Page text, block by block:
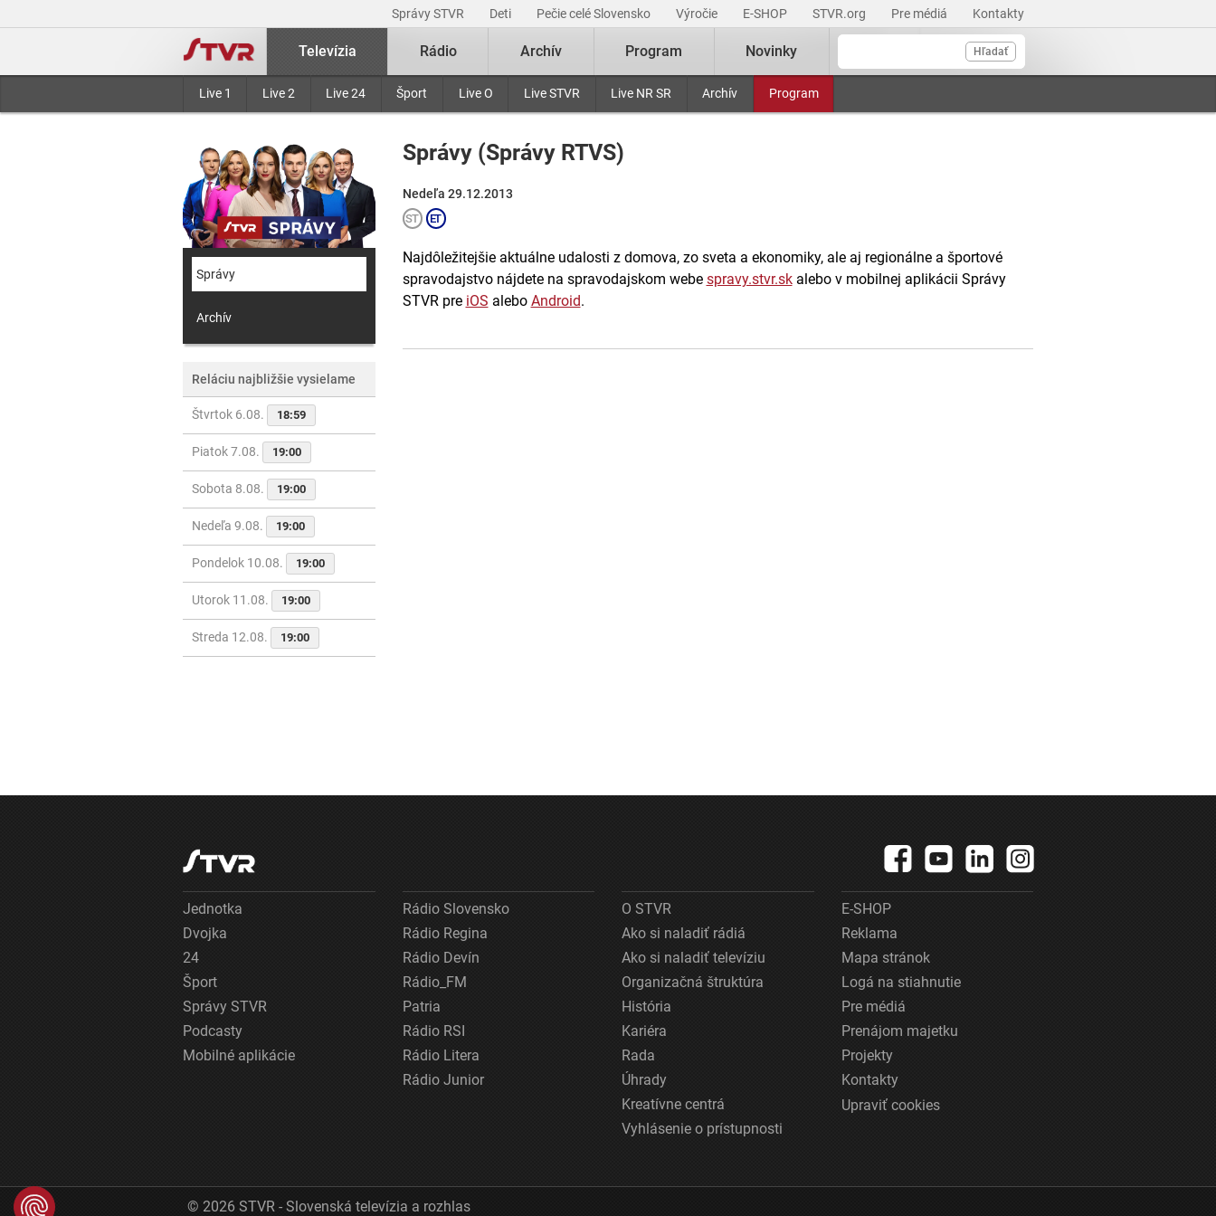
Správy STVR Deti Pečie celé Slovensko Výročie E-SHOP STVR.org Pre médiá Kontakty
Hľadať
Televízia
Live 1 Live 2 Live 24 Šport Live O Live STVR Live NR SR Archív Program
Rádio Archív Program Novinky
Správy
Archív
Reláciu najbližšie vysielame
Štvrtok 6.08. 18:59
Piatok 7.08. 19:00
Sobota 8.08. 19:00
Nedeľa 9.08. 19:00
Pondelok 10.08. 19:00
Utorok 11.08. 19:00
Streda 12.08. 19:00
Správy (Správy RTVS)
Nedeľa 29.12.2013
Najdôležitejšie aktuálne udalosti z domova, zo sveta a ekonomiky, ale aj regionálne a športové
spravodajstvo nájdete na spravodajskom webe spravy.stvr.skalebo v mobilnej aplikácii Správy
STVR pre iOS alebo Android.
Jednotka
Dvojka
24
Šport
Správy STVR
Podcasty
Mobilné aplikácie
Rádio Slovensko
Rádio Regina
Rádio Devín
Rádio_FM
Patria
Rádio RSI
Rádio Litera
Rádio Junior
O STVR
Ako si naladiť rádiá
Ako si naladiť televíziu
Organizačná štruktúra
História
Kariéra
Rada
Úhrady
Kreatívne centrá
Vyhlásenie o prístupnosti
E-SHOP
Reklama
Mapa stránok
Logá na stiahnutie
Pre médiá
Prenájom majetku
Projekty
Kontakty
Upraviť cookies
© 2026 STVR - Slovenská televízia a rozhlas